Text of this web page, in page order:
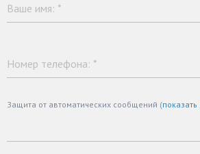
Ваше имя: *
Номер телефона: *
Защита от автоматических сообщений (